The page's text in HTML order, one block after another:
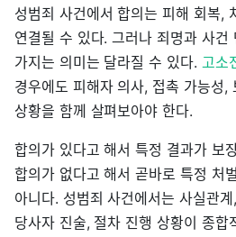
성범죄 사건에서 합의는 피해 회복,
연결될 수 있다. 그러나 죄명과 사건
가지는 의미는 달라질 수 있다. 고소
경우에도 피해자 의사, 접촉 가능성,
상황을 함께 살펴보아야 한다.
합의가 있다고 해서 특정 결과가 보
합의가 없다고 해서 곧바로 특정 처
아니다. 성범죄 사건에서는 사실관
당사자 진술, 절차 진행 상황이 종합